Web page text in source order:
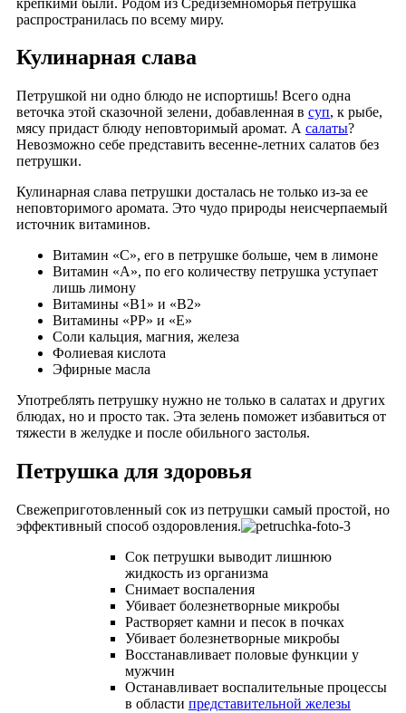
распространилась по всему миру.
Кулинарная слава
Петрушкой ни одно блюдо не испортишь! Всего одна
веточка этой сказочной зелени, добавленная в суп, к рыбе,
мясу придаст блюду неповторимый аромат. А салаты?
Невозможно себе представить весенне-летних салатов без
петрушки.
Кулинарная слава петрушки досталась не только из-за ее
неповторимого аромата. Это чудо природы неисчерпаемый
источник витаминов.
Витамин «С», его в петрушке больше, чем в лимоне
Витамин «А», по его количеству петрушка уступает
лишь лимону
Витамины «В1» и «В2»
Витамины «РР» и «Е»
Соли кальция, магния, железа
Фолиевая кислота
Эфирные масла
Употреблять петрушку нужно не только в салатах и других
блюдах, но и просто так. Эта зелень поможет избавиться от
тяжести в желудке и после обильного застолья.
Петрушка для здоровья
Свежеприготовленный сок из петрушки самый простой, но
эффективный способ оздоровления.
Сок петрушки выводит лишнюю
жидкость из организма
Снимает воспаления
Убивает болезнетворные микробы
Растворяет камни и песок в почках
Убивает болезнетворные микробы
Восстанавливает половые функции у
мужчин
Останавливает воспалительные процессы
в области представительной железы